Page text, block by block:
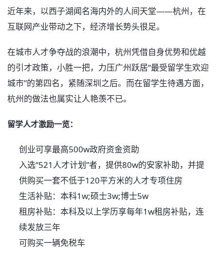
近年来，以西子湖闻名海内外的人间天堂——杭州，在
互联网产业带动之下，经济增长势头很足。
在城市人才争夺战的浪潮中，杭州凭借自身优势和优越
的引才政策，小胜一把，力压广州跃居“最受留学生欢迎
城市”的第四名，紧随深圳之后。而在留学生待遇方面，
杭州的做法也属实让人艳羡不已。
留学人才激励一览：
创业可享最高500w政府资金资助
入选“521人才计划”者，提供80w的安家补助，并提
供购买一套不低于120平方米的人才专项住房
生活补贴：本科1w;硕士3w;博士5w
租房补贴：本科及以上学历享每年1w租房补贴，连
续发放三年
可购买一辆免税车